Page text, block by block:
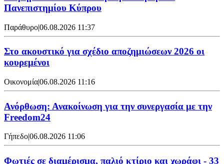
Πανεπιστημίου Κύπρου
Παράθυρο|06.08.2026 11:37
Στο ακουστικό για σχέδιο αποζημιώσεων 2026 οι
κουρεμένοι
Οικονομία|06.08.2026 11:16
Ανόρθωση: Ανακοίνωση για την συνεργασία με την
Freedom24
Γήπεδο06.08.2026 11:06
Φωτιές σε διαμέρισμα, παλιό κτίριο και χωράφι - 33